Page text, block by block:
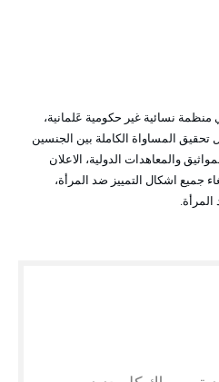
منظمة نسائية غير حكومية عَلمانية،
المساواة الكاملة بين الجنسين
مرجعيتها المواثيق والمعاهدات الدولية، الاعلان
جميع اشكال التمييز ضد المرأة،